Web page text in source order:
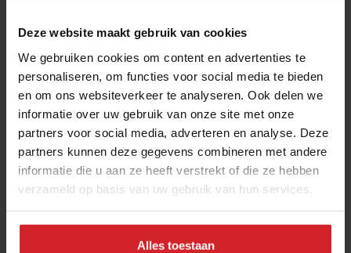
Deze website maakt gebruik van cookies
We gebruiken cookies om content en advertenties te
personaliseren, om functies voor social media te bieden
en om ons websiteverkeer te analyseren. Ook delen we
informatie over uw gebruik van onze site met onze
partners voor social media, adverteren en analyse. Deze
partners kunnen deze gegevens combineren met andere
informatie die u aan ze heeft verstrekt of die ze hebben
verzameld op basis van uw gebruik van hun services.
Alles toestaan
Koeienboer met Michelin-ambities op Erfgoed
Bossem
Dennis Rerink: “Als je boer en kok laat samenwerken krijg je
18 mei 2023| 7 min
Gastronomie Food